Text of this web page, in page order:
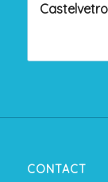
CONTACT